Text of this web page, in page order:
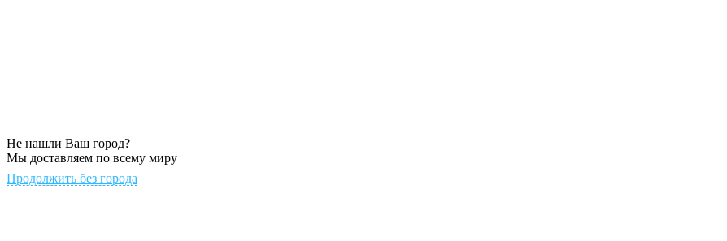
Не нашли Ваш город?
Мы доставляем по всему миру
Продолжить без города